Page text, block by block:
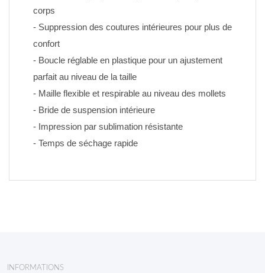
corps
- Suppression des coutures intérieures pour plus de
confort
- Boucle réglable en plastique pour un ajustement
parfait au niveau de la taille
- Maille flexible et respirable au niveau des mollets
- Bride de suspension intérieure
- Impression par sublimation résistante
- Temps de séchage rapide
INFORMATIONS